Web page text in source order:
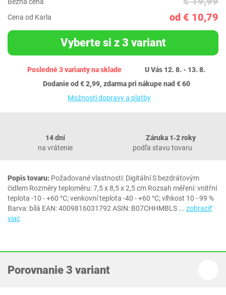
Cena od Karla od € 10,79
Vyberte si z 3 variant
Posledné 3 varianty na sklade
U Vás 12. 8. - 13. 8.
Dodanie od € 2,99, zdarma pri nákupe nad € 60
Možnosti dopravy a platby
14 dní
na vrátenie
Záruka 1‐2 roky
podľa stavu tovaru
Popis tovaru: Požadované vlastnosti: Digitální S bezdrátovým
čidlem Rozměry teploměru: 7,5 x 8,5 x 2,5 cm Rozsah měření: vnitřní
teplota -10 - +60 °C; venkovní teplota -40 - +60 °C; vlhkost 10 - 99 %
Barva: bílá EAN: 4009816031792 ASIN: B07CHHMBLS ... zobraziť
viac
Porovnanie 3 variant